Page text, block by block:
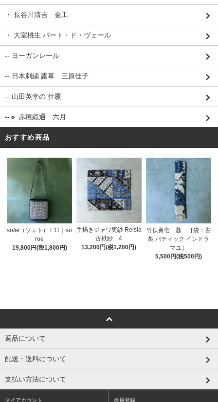
・ 長谷川清吉 金工
・ 大室桃生 パート・ド・ヴェール
-- ヨーガンレール
-- 日本刺繍 露草 三原佳子
-- 山田英幸の 仕覆
--🔹 赤穂緞通 六月
おすすめ商品
so/et（ソエト） F11｜so
roe
19,800円(税1,800円)
手描きジャワ更紗 Reisia
古袱紗 4
13,200円(税1,200円)
竹俣勇壱 匙 ［袋：古
裂 バティック インドラ
マユ］
5,500円(税500円)
返品について
配送・送料について
支払い方法について
マイアカウント 会員登録